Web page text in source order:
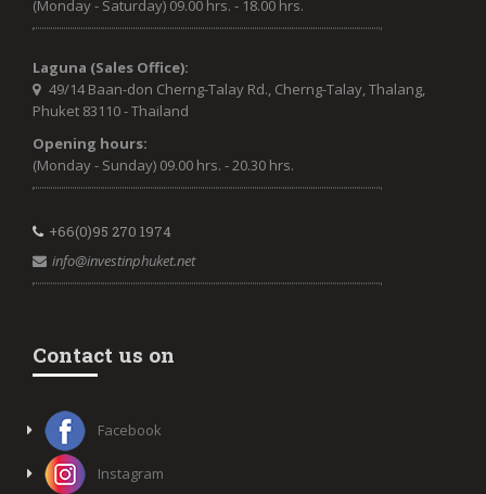
(Monday - Saturday) 09.00 hrs. - 18.00 hrs.
Laguna (Sales Office):
49/14 Baan-don Cherng-Talay Rd., Cherng-Talay, Thalang,
Phuket 83110 - Thailand
Opening hours:
(Monday - Sunday) 09.00 hrs. - 20.30 hrs.
+66(0)95 270 1974
info@investinphuket.net
Contact us on
Facebook
Instagram